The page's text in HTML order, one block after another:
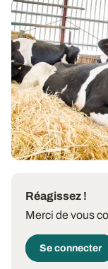
DÉFICIT FOURRAGER
Comment
litière ?
Les deux
l’affouragement
02 JUILL. 2026
Réagissez !
Merci de vous
Se connecter